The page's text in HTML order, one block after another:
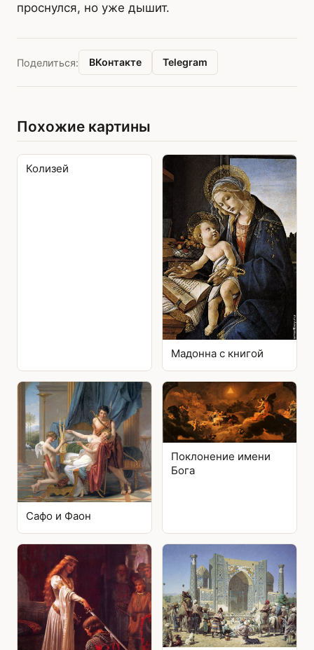
проснулся, но уже дышит.
Поделиться: ВКонтакте Telegram
Похожие картины
Колизей
Мадонна с книгой
Сафо и Фаон
Поклонение имени
Бога